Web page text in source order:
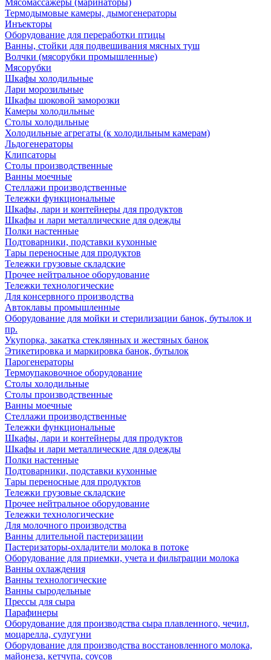
Мясомассажеры (маринаторы)
Термодымовые камеры, дымогенераторы
Инъекторы
Оборудование для переработки птицы
Ванны, стойки для подвешивания мясных туш
Волчки (мясорубки промышленные)
Мясорубки
Шкафы холодильные
Лари морозильные
Шкафы шоковой заморозки
Камеры холодильные
Столы холодильные
Холодильные агрегаты (к холодильным камерам)
Льдогенераторы
Клипсаторы
Столы производственные
Ванны моечные
Стеллажи производственные
Тележки функциональные
Шкафы, лари и контейнеры для продуктов
Шкафы и лари металлические для одежды
Полки настенные
Подтоварники, подставки кухонные
Тары переносные для продуктов
Тележки грузовые складские
Прочее нейтральное оборудование
Тележки технологические
Для консервного производства
Автоклавы промышленные
Оборудование для мойки и стерилизации банок, бутылок и
пр.
Укупорка, закатка стеклянных и жестяных банок
Этикетировка и маркировка банок, бутылок
Парогенераторы
Термоупаковочное оборудование
Столы холодильные
Столы производственные
Ванны моечные
Стеллажи производственные
Тележки функциональные
Шкафы, лари и контейнеры для продуктов
Шкафы и лари металлические для одежды
Полки настенные
Подтоварники, подставки кухонные
Тары переносные для продуктов
Тележки грузовые складские
Прочее нейтральное оборудование
Тележки технологические
Для молочного производства
Ванны длительной пастеризации
Пастеризаторы-охладители молока в потоке
Оборудование для приемки, учета и фильтрации молока
Ванны охлаждения
Ванны технологические
Ванны сыродельные
Прессы для сыра
Парафинеры
Оборудование для производства сыра плавленного, чечил,
моцарелла, сулугуни
Оборудование для производства восстановленного молока,
майонеза, кетчупа, соусов